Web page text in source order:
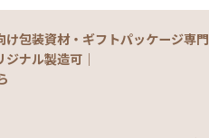
包装資材・ギフトパッケージ専門
ナル製造可｜